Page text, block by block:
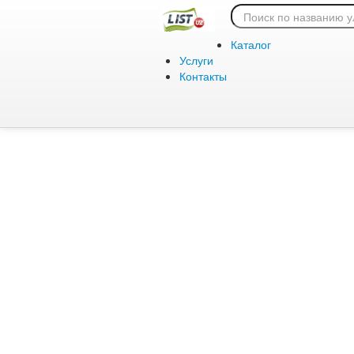
Каталог
Услуги
Контакты
Ошибка